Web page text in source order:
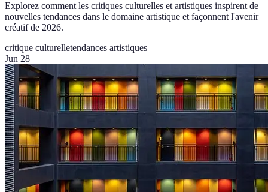
Explorez comment les critiques culturelles et artistiques inspirent de
nouvelles tendances dans le domaine artistique et façonnent l'avenir
créatif de 2026.
critique culturelletendances artistiques
Jun 28